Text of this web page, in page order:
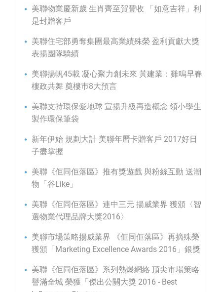
美聯物業慶新歲 生肖齊至賀豐收 「如意吉祥」利
是封贈客戶
美聯住宅部勇奪集團最高業績殊榮 盈利貢獻大獎
表揚團隊驕績
美聯揚帆45載 凝心聚力創未來 黃建業：雞鳴早春
樓政共舞 奠樓巿8大預言
美聯支持環保愛地球 宣揚升級再造概念 領小學生
製作環保筆袋
新年伊始 規劃大計 美聯年曆卡贈客戶 2017好日
子盡掌握
美聯《佢同佢落區》推有獎遊戲 與粉絲互動 送潮
物「谷Like」
美聯《佢同佢落區》連中三元 揚威業界 獲頒〈智
選物業代理品牌大獎2016〉
美聯市場策略揚威業界 《佢同佢落區》再摘殊榮
獲頒「Marketing Excellence Awards 2016」銀獎
美聯《佢同佢落區》系列熱爆網絡 頂尖市場策略
譽滿全城 榮獲「傑出公關大獎 2016 - Best